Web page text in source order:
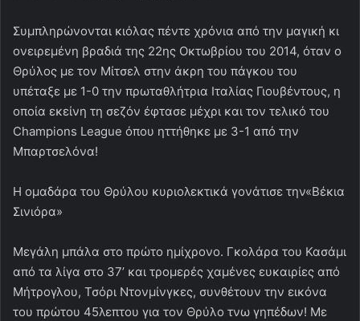
Συμπληρώνονται κιόλας πέντε χρόνια από την μαγική κι
ονειρεμένη βραδιά της 22ης Οκτωβρίου του 2014, όταν ο
Θρύλος με τον Μίτσελ στην άκρη του πάγκου του
υπέταξε με 1-0 την πρωταθλήτρια Ιταλίας Γιουβέντους, η
οποία εκείνη τη σεζόν έφτασε μέχρι και τον τελικό του
Champions League όπου ηττήθηκε με 3-1 από την
Μπαρτσελόνα!
Η ομαδάρα του Θρύλου κυριολεκτικά γονάτισε την«Βέκια
Σινιόρα»
Μεγάλη μπάλα στο πρώτο ημίχρονο. Γκολάρα του Κασάμι
από τα λίγα στο 37’ και τρομερές χαμένες ευκαιρίες από
Μήτρογλου, Τσόρι Ντονμίνγκες, συνθέτουν την εικόνα
του πρώτου 45λεπτου για τον Θρύλο τνω γηπέδων! Με